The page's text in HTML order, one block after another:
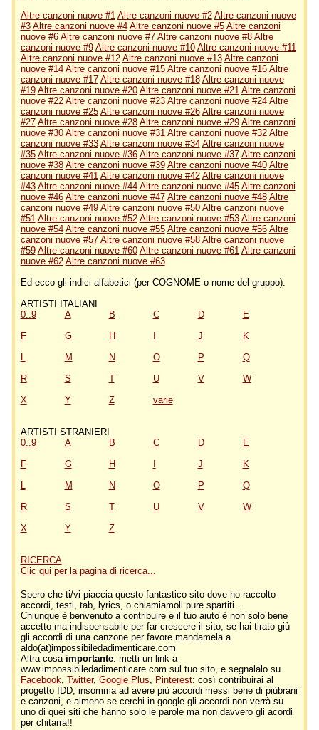
Altre canzoni nuove #1 Altre canzoni nuove #2 Altre canzoni nuove
#3 Altre canzoni nuove #4 Altre canzoni nuove #5 Altre canzoni
nuove #6 Altre canzoni nuove #7 Altre canzoni nuove #8 Altre
canzoni nuove #9 Altre canzoni nuove #10 Altre canzoni nuove #11
Altre canzoni nuove #12 Altre canzoni nuove #13 Altre canzoni
nuove #14 Altre canzoni nuove #15 Altre canzoni nuove #16 Altre
canzoni nuove #17 Altre canzoni nuove #18 Altre canzoni nuove
#19 Altre canzoni nuove #20 Altre canzoni nuove #21 Altre canzoni
nuove #22 Altre canzoni nuove #23 Altre canzoni nuove #24 Altre
canzoni nuove #25 Altre canzoni nuove #26 Altre canzoni nuove
#27 Altre canzoni nuove #28 Altre canzoni nuove #29 Altre canzoni
nuove #30 Altre canzoni nuove #31 Altre canzoni nuove #32 Altre
canzoni nuove #33 Altre canzoni nuove #34 Altre canzoni nuove
#35 Altre canzoni nuove #36 Altre canzoni nuove #37 Altre canzoni
nuove #38 Altre canzoni nuove #39 Altre canzoni nuove #40 Altre
canzoni nuove #41 Altre canzoni nuove #42 Altre canzoni nuove
#43 Altre canzoni nuove #44 Altre canzoni nuove #45 Altre canzoni
nuove #46 Altre canzoni nuove #47 Altre canzoni nuove #48 Altre
canzoni nuove #49 Altre canzoni nuove #50 Altre canzoni nuove
#51 Altre canzoni nuove #52 Altre canzoni nuove #53 Altre canzoni
nuove #54 Altre canzoni nuove #55 Altre canzoni nuove #56 Altre
canzoni nuove #57 Altre canzoni nuove #58 Altre canzoni nuove
#59 Altre canzoni nuove #60 Altre canzoni nuove #61 Altre canzoni
nuove #62 Altre canzoni nuove #63
Ed ecco gli indici alfabetici (per COGNOME o nome del gruppo).
ARTISTI ITALIANI
0..9
A B C D
E
F
G H J
K
L
M N O P
Q
R
S T U V
W
X
Y Z varie
ARTISTI STRANIERI
0..9
A B C D
E
F
G H J
K
L
M N O P
Q
R
S T U V
W
X
Y Z
RICERCA
Clic qui per la pagina di ricerca...
Spero che ti/vi piaccia questo fantastico sito dove ho raccolto
accordi, testi, tab, lyrics, o chiamiamoli pure spartiti...
Chiunque è benvenuto a contribuire e il tuo aiuto è non solo bene
accetto ma indispensabile per far crescere il sito, se hai tirato giù
gli accordi di una canzone per favore mandamela a
aldo(at)impossibiledadimenticare.com
Altra cosa importante: metti un link a
www.impossibiledadimenticare.com sul tuo sito, e segnalalo su
Facebook, Twitter, Google Plus, Pinterest: così contribuirai al
progetto IDD, insomma ad avere più accordi messi bene di piùbrani
e canzoni, e almeno se cerchi in google gli accordi non verrà su
uno di quei siti che hanno solo le parole ma non davvero gli acordi
per chitarra!!